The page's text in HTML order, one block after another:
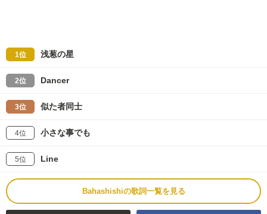
1位 浅葱の星
2位 Dancer
3位 似た者同士
4位 小さな事でも
5位 Line
Bahashishiの歌詞一覧を見る